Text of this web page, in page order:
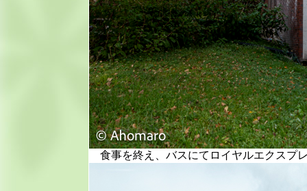
食事を終え、バスにてロイヤルエクスプ